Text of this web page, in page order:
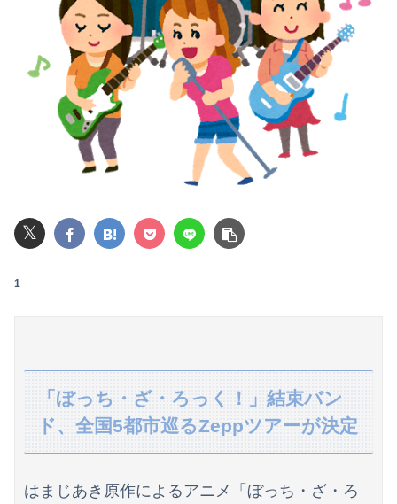
山之内すず、意外とお胸が大きかった
【速報】"見せブラ"女神、現る♡♡♡♡
【悲報】Mrs. GREEN APPLE、マジで逝くwwwwww
【画像】女子アナがグラドルと衣装交換してみた結果、エッチすぎて視聴率爆上がりwww
𝕏
1
「ぼっち・ざ・ろっく！」結束バン
ド、全国5都市巡るZeppツアーが決定
はまじあき原作によるアニメ「ぼっち・ざ・ろ